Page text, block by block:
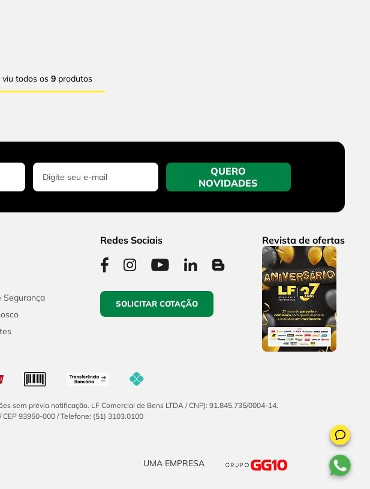
viu todos os 9produtos
QUERO
NOVIDADES
Segurança
Redes Sociais
SOLICITAR COTAÇÃO
Revista de ofertas
sem prévia notificação. LF Comercial de Bens LTDA / CNPJ: 91.845.735/0004-14.
CEP 93950-000 / Telefone: (51) 3103.0100
UMA EMPRESA